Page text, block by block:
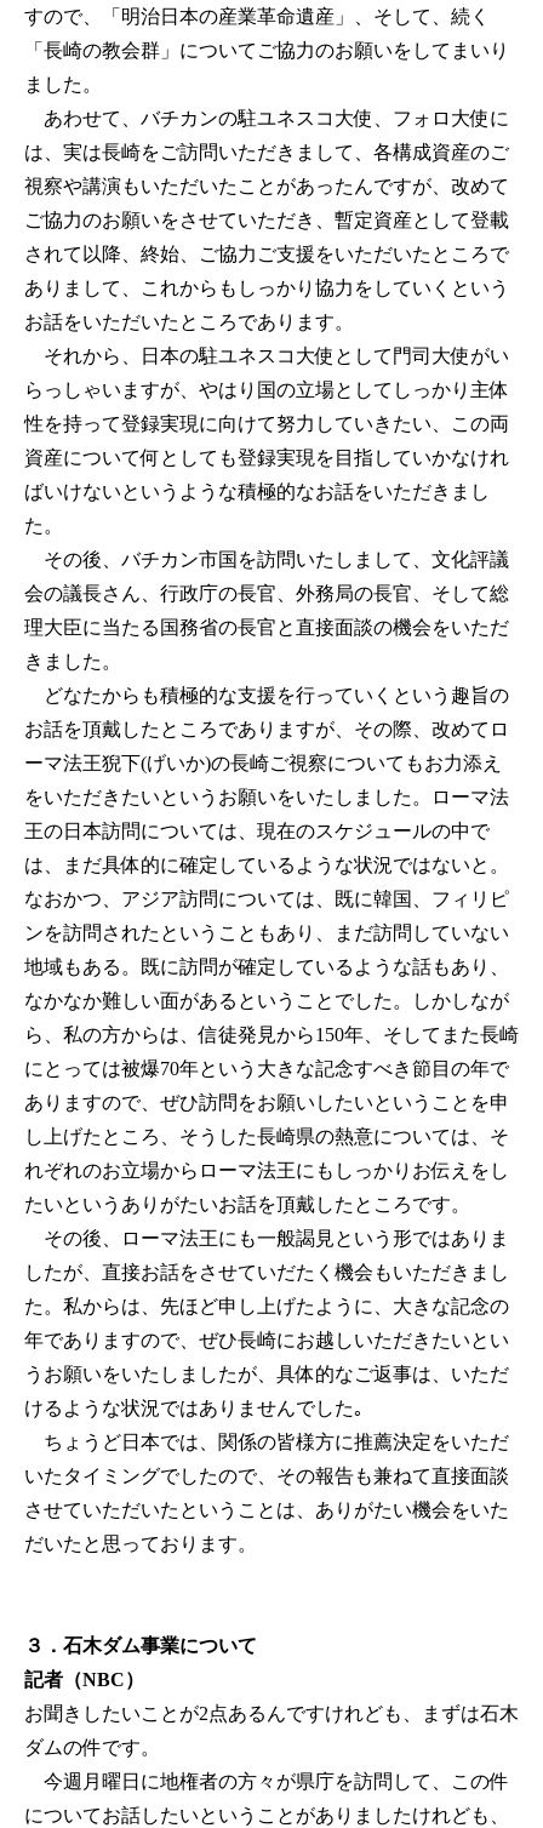
すので、「明治日本の産業革命遺産」、そして、続く
「長崎の教会群」についてご協力のお願いをしてまいり
ました。
あわせて、バチカンの駐ユネスコ大使、フォロ大使に
は、実は長崎をご訪問いただきまして、各構成資産のご
視察や講演もいただいたことがあったんですが、改めて
ご協力のお願いをさせていただき、暫定資産として登載
されて以降、終始、ご協力ご支援をいただいたところで
ありまして、これからもしっかり協力をしていくという
お話をいただいたところであります。
それから、日本の駐ユネスコ大使として門司大使がい
らっしゃいますが、やはり国の立場としてしっかり主体
性を持って登録実現に向けて努力していきたい、この両
資産について何としても登録実現を目指していかなけれ
ばいけないというような積極的なお話をいただきまし
た。
その後、バチカン市国を訪問いたしまして、文化評議
会の議長さん、行政庁の長官、外務局の長官、そして総
理大臣に当たる国務省の長官と直接面談の機会をいただ
きました。
どなたからも積極的な支援を行っていくという趣旨の
お話を頂戴したところでありますが、その際、改めてロ
ーマ法王猊下(げいか)の長崎ご視察についてもお力添え
をいただきたいというお願いをいたしました。ローマ法
王の日本訪問については、現在のスケジュールの中で
は、まだ具体的に確定しているような状況ではないと。
なおかつ、アジア訪問については、既に韓国、フィリピ
ンを訪問されたということもあり、まだ訪問していない
地域もある。既に訪問が確定しているような話もあり、
なかなか難しい面があるということでした。しかしなが
ら、私の方からは、信徒発見から150年、そしてまた長崎
にとっては被爆70年という大きな記念すべき節目の年で
ありますので、ぜひ訪問をお願いしたいということを申
し上げたところ、そうした長崎県の熱意については、そ
れぞれのお立場からローマ法王にもしっかりお伝えをし
たいというありがたいお話を頂戴したところです。
その後、ローマ法王にも一般謁見という形ではありま
したが、直接お話をさせていだたく機会もいただきまし
た。私からは、先ほど申し上げたように、大きな記念の
年でありますので、ぜひ長崎にお越しいただきたいとい
うお願いをいたしましたが、具体的なご返事は、いただ
けるような状況ではありませんでした｡
ちょうど日本では、関係の皆様方に推薦決定をいただ
いたタイミングでしたので、その報告も兼ねて直接面談
させていただいたということは、ありがたい機会をいた
だいたと思っております。
３．石木ダム事業について
記者（NBC）
お聞きしたいことが2点あるんですけれども、まずは石木
ダムの件です。
今週月曜日に地権者の方々が県庁を訪問して、この件
についてお話したいということがありましたけれども、